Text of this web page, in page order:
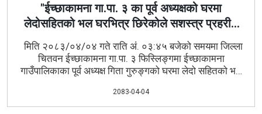
"ईच्छाकामना गा.पा. ३ का पूर्व अध्यक्षको घरमा
लेदोसहितको भल घरभित्र छिरेकोले सशस्त्र प्रहरीले
गरे उद्धार"
मिति २०८३/०४/०४ गते राति अं. ०३:४५ बजेको समयमा जिल्ला
चितवन ईच्छाकामना गा.पा. ३ फिस्लिङ्गमा ईच्छाकामना
गाउँपालिकाका पूर्व अध्यक्ष गिता गुरुङ्गको घरमा लेदो सहितको भल
लगायत अन्य सामाग्रीहरु निकाल्नका साथै उक्त लेदो पन्छाउनको
लागि आवश्यक जनशक्ति सहित यस शिक्षालयबाट सशस्त्र प्रहरी
2083-04-04